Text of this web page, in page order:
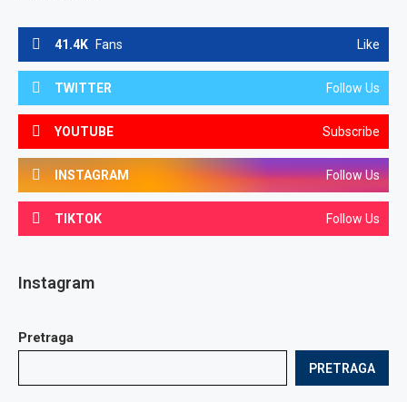
41.4K Fans Like
TWITTER Follow Us
YOUTUBE Subscribe
INSTAGRAM Follow Us
TIKTOK Follow Us
Instagram
Pretraga
PRETRAGA